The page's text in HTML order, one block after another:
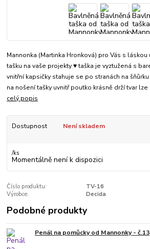
Mannonka (Martinka Hronková) pro Vás s
tašku na vaše projekty ♥ taška je vyztužená s
vnitřní kapsičky stahuje se po stranách na
na nošení tašky uvnitř poutko krásně drží tvar lze
celý popis
Dostupnost Není skladem
/ks
Momentálně není k dispozici
Číslo produktu:
TV-16
Výrobce:
Decida
Podobné produkty
Penál na pomůcky od Mannonky - č.13